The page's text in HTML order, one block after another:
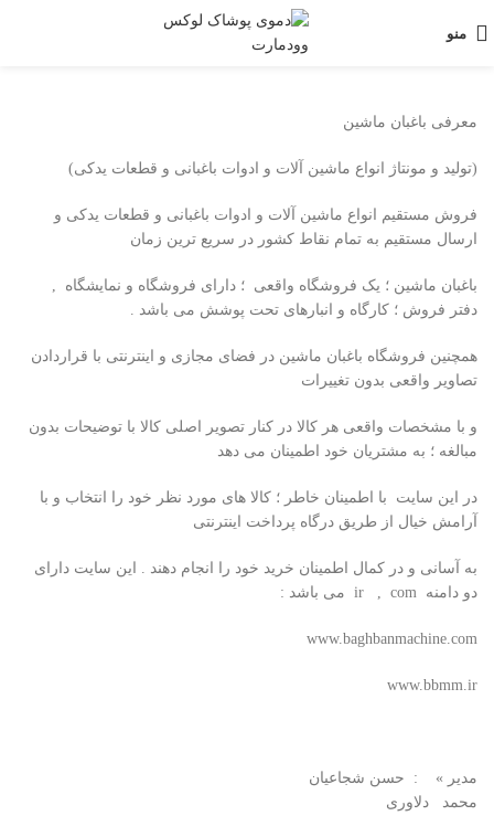
منو
معرفی باغبان ماشین
(تولید و مونتاژ انواع ماشین آلات و ادوات باغبانی و قطعات یدکی)
فروش مستقیم انواع ماشین آلات و ادوات باغبانی و قطعات یدکی و
ارسال مستقیم به تمام نقاط کشور در سریع ترین زمان
باغبان ماشین ؛ یک فروشگاه واقعی ؛ دارای فروشگاه و نمایشگاه ,
دفتر فروش ؛ کارگاه و انبارهای تحت پوشش می باشد .
همچنین فروشگاه باغبان ماشین در فضای مجازی و اینترنتی با قراردادن
تصاویر واقعی بدون تغییرات
و با مشخصات واقعی هر کالا در کنار تصویر اصلی کالا با توضیحات بدون
مبالغه ؛ به مشتریان خود اطمینان می دهد
در این سایت با اطمینان خاطر ؛ کالا های مورد نظر خود را انتخاب و با
آرامش خیال از طریق درگاه پرداخت اینترنتی
به آسانی و در کمال اطمینان خرید خود را انجام دهند . این سایت دارای
دو دامنه ir , com می باشد :
www.baghbanmachine.com
www.bbmm.ir
مدیر » : حسن شجاعیان
محمد دلاوری